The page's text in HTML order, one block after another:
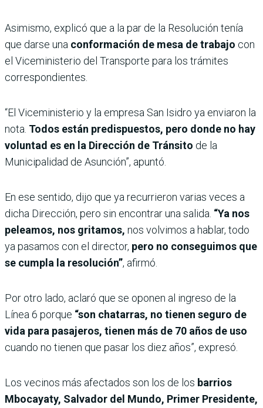
Asimismo, explicó que a la par de la Resolución tenía
que darse una conformación de mesa de trabajo con
el Viceministerio del Transporte para los trámites
correspondientes.
“El Viceministerio y la empresa San Isidro ya enviaron la
nota. Todos están predispuestos, pero donde no hay
voluntad es en la Dirección de Tránsito de la
Municipalidad de Asunción”, apuntó.
En ese sentido, dijo que ya recurrieron varias veces a
dicha Dirección, pero sin encontrar una salida. “Ya nos
peleamos, nos gritamos, nos volvimos a hablar, todo
ya pasamos con el director, pero no conseguimos que
se cumpla la resolución”, afirmó.
Por otro lado, aclaró que se oponen al ingreso de la
Línea 6 porque “son chatarras, no tienen seguro de
vida para pasajeros, tienen más de 70 años de uso
cuando no tienen que pasar los diez años”, expresó.
Los vecinos más afectados son los de los barrios
Mbocayaty, Salvador del Mundo, Primer Presidente,